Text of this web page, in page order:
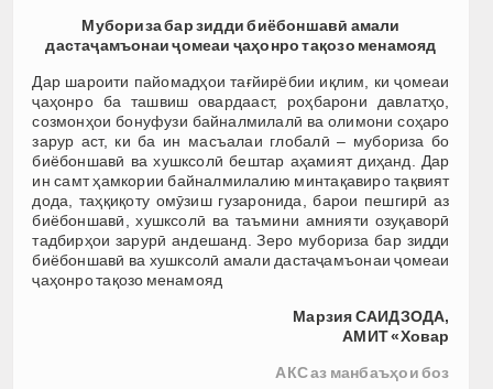
Мубориза бар зидди биёбоншавӣ амали
дастаҷамъонаи ҷомеаи ҷаҳонро тақозо менамояд
Дар шароити пайомадҳои тағйирёбии иқлим, ки ҷомеаи
ҷаҳонро ба ташвиш овардааст, роҳбарони давлатҳо,
созмонҳои бонуфузи байналмилалӣ ва олимони соҳаро
зарур аст, ки ба ин масъалаи глобалӣ – мубориза бо
биёбоншавӣ ва хушксолӣ бештар аҳамият диҳанд. Дар
ин самт ҳамкории байналмилалию минтақавиро тақвият
дода, таҳқиқоту омӯзиш гузаронида, барои пешгирӣ аз
биёбоншавӣ, хушксолӣ ва таъмини амнияти озуқаворӣ
тадбирҳои зарурӣ андешанд. Зеро мубориза бар зидди
биёбоншавӣ ва хушксолӣ амали дастаҷамъонаи ҷомеаи
ҷаҳонро тақозо менамояд
Марзия САИДЗОДА,
АМИТ «Ховар
АКС аз манбаъҳои боз